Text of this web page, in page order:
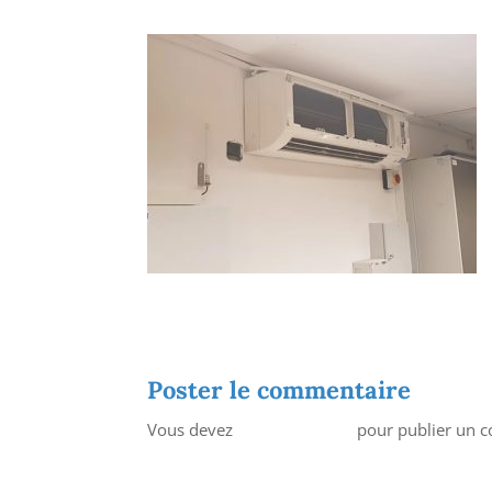
Poster le commentaire
Vous devez pour publier un